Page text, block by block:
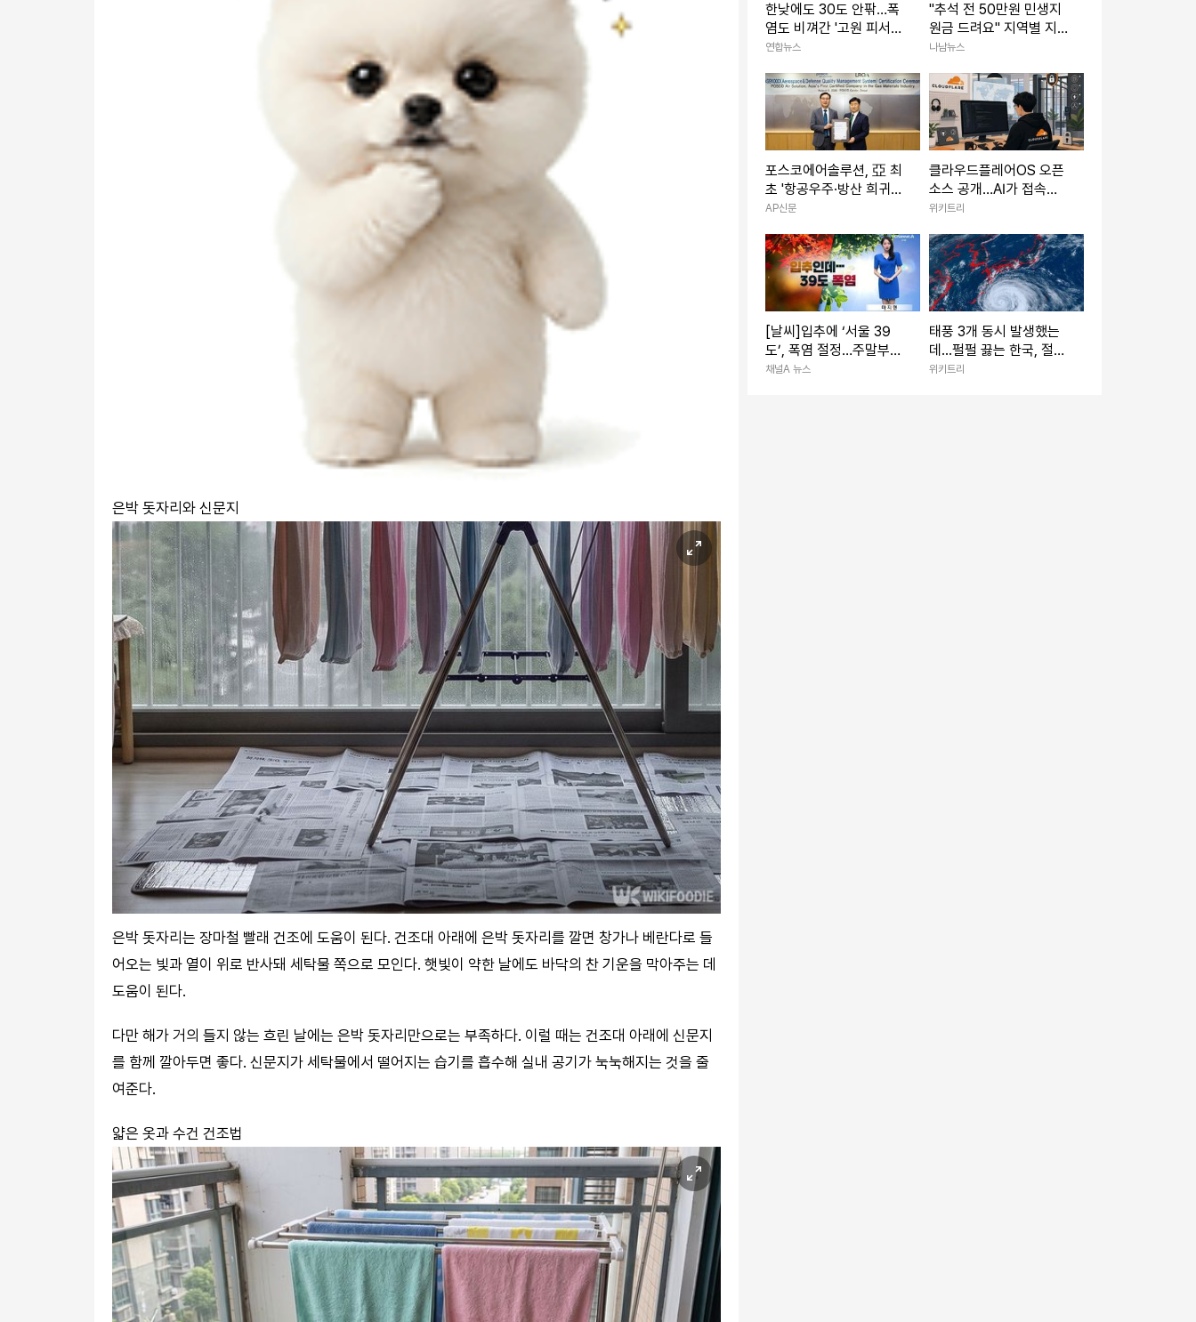
은박 돗자리와 신문지
은박 돗자리는 장마철 빨래 건조에 도움이 된다. 건조대 아래에 은박 돗자리를 깔면 창가나 베란다로 들
어오는 빛과 열이 위로 반사돼 세탁물 쪽으로 모인다. 햇빛이 약한 날에도 바닥의 찬 기운을 막아주는 데
도움이 된다.
다만 해가 거의 들지 않는 흐린 날에는 은박 돗자리만으로는 부족하다. 이럴 때는 건조대 아래에 신문지
를 함께 깔아두면 좋다. 신문지가 세탁물에서 떨어지는 습기를 흡수해 실내 공기가 눅눅해지는 것을 줄
여준다.
얇은 옷과 수건 건조법
한낮에도 30도 안팎…폭
염도 비껴간 '고원 피서
지' 하이원리조트
연합뉴스
"추석 전 50만원 민생지
원금 드려요" 지역별 지
원 금액·지급일 언제?
나남뉴스
포스코에어솔루션, 亞 최
초 '항공우주·방산 희귀가
스' 품질 문턱 넘었다
AP신문
클라우드플레어OS 오픈
소스 공개…AI가 접속키
못 만진다
위키트리
[날씨]입추에 ‘서울 39
도’, 폭염 절정…주말부터
다소 누그러져
채널A 뉴스
태풍 3개 동시 발생했는
데...펄펄 끓는 한국, 절망
적인 소식 떴다
위키트리